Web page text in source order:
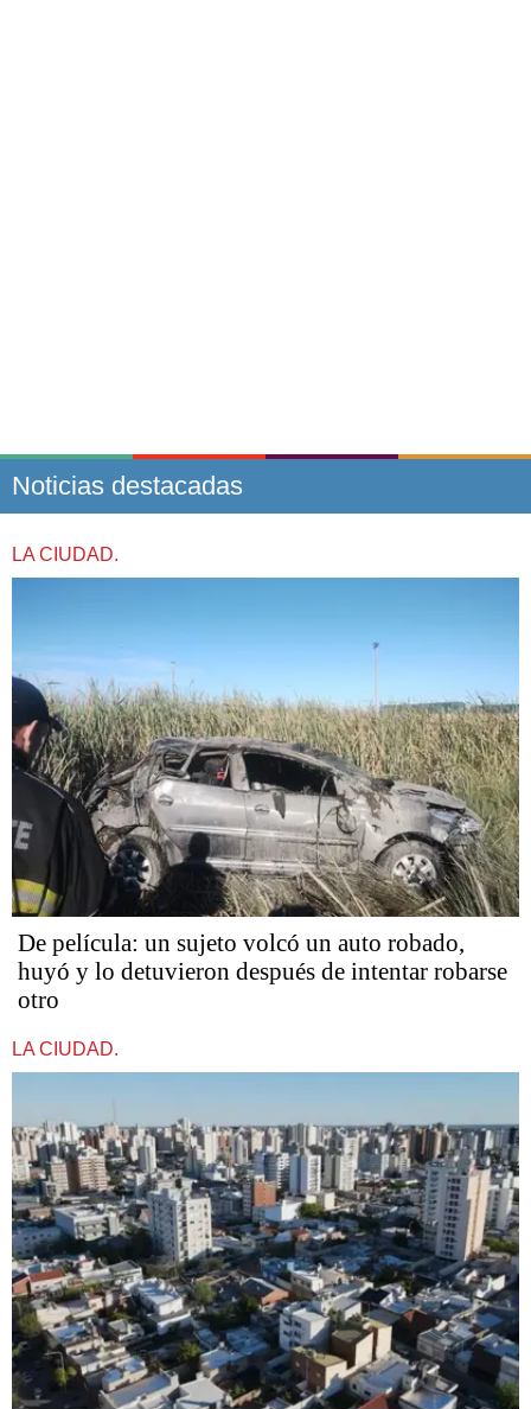
Noticias destacadas
LA CIUDAD.
De película: un sujeto volcó un auto robado,
huyó y lo detuvieron después de intentar robarse
otro
LA CIUDAD.